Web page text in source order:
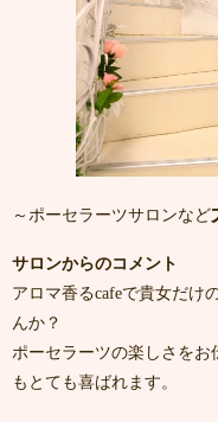
～ポーセラーツサロンなど
サロンからのコメント
アロマ香るcafeで貴女だけ
んか？
ポーセラーツの楽しさをお
もとても喜ばれます。